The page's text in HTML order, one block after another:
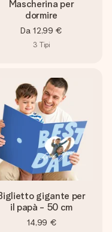
Mascherina per
dormire
Da 12,99 €
3 Tipi
gigante per
il papà - 50 cm
14,99 €